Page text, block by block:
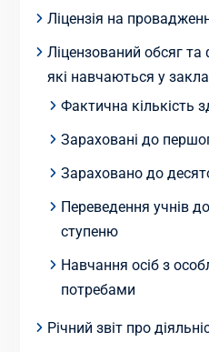
Ліцензія на
Ліцензований обсяг та
які навчаються у
Фактична кількість
Зараховані до
Зараховано до
Переведення учнів
ступеню
Навчання осіб з
потребами
Річний звіт про